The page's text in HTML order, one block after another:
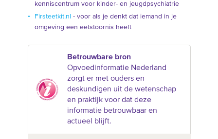
kenniscentrum voor kinder- en jeugdpsychiatrie
Firsteetkit.nl - voor als je denkt dat iemand in je
omgeving een eetstoornis heeft
Betrouwbare bron
Opvoedinformatie Nederland
zorgt er met ouders en
deskundigen uit de wetenschap
en praktijk voor dat deze
informatie betrouwbaar en
actueel blijft.